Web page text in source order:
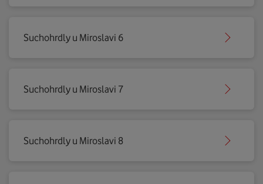
Suchohrdly u Miroslavi 6
Suchohrdly u Miroslavi 7
Suchohrdly u Miroslavi 8